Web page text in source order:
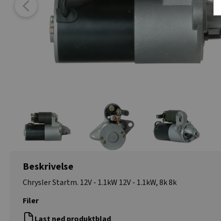
Beskrivelse
Chrysler Startm. 12V - 1.1kW 12V - 1.1kW, 8k 8k
Filer
Last ned produktblad